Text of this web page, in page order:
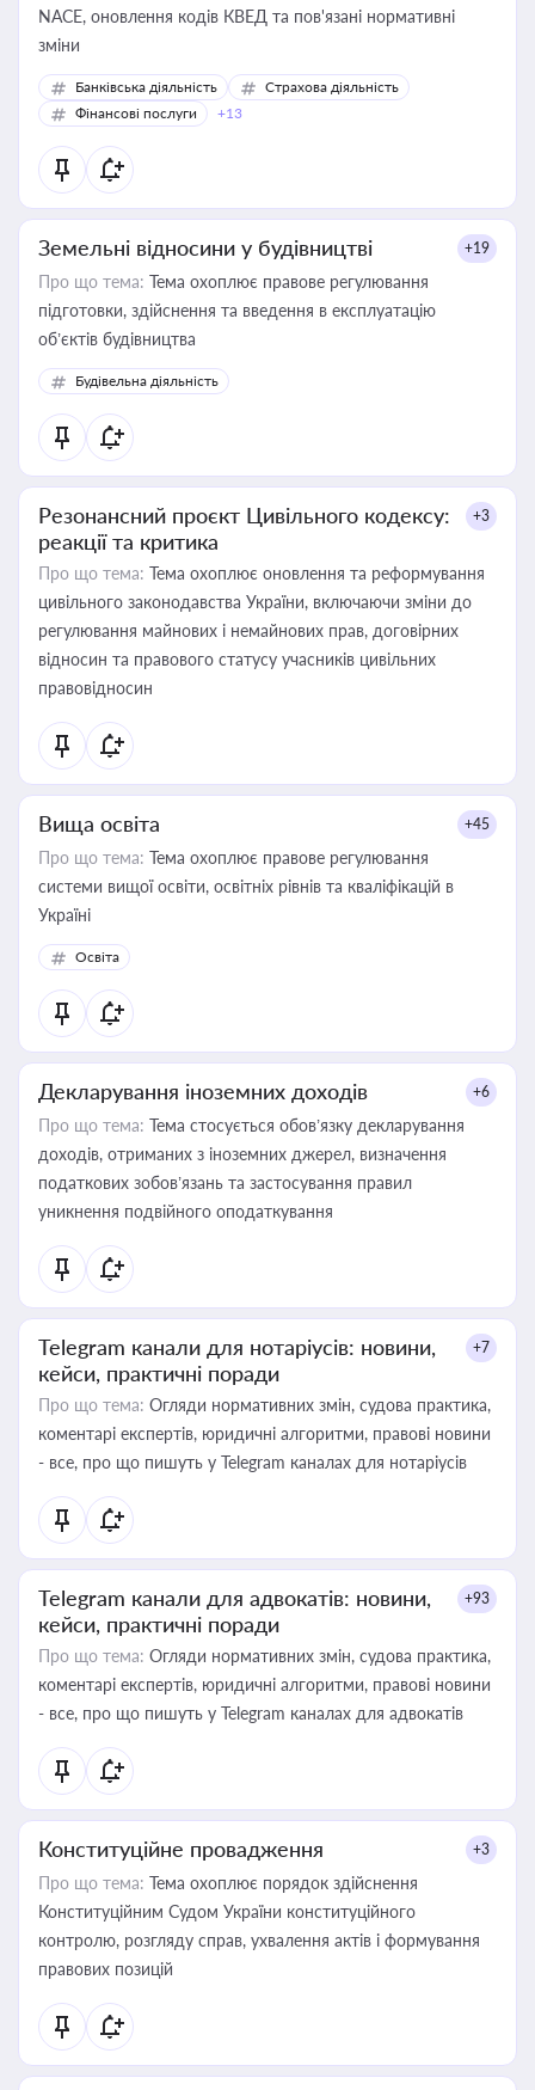
NACE, оновлення кодів КВЕД та пов'язані нормативні
зміни
Банківська діяльність
Страхова діяльність
Фінансові послуги
+13
Земельні відносини у будівництві +19
Про що тема: Тема охоплює правове регулювання
підготовки, здійснення та введення в експлуатацію
об’єктів будівництва
Будівельна діяльність
Резонансний проєкт Цивільного кодексу:
реакції та критика
+3
Про що тема: Тема охоплює оновлення та реформування
цивільного законодавства України, включаючи зміни до
регулювання майнових і немайнових прав, договірних
відносин та правового статусу учасників цивільних
правовідносин
Вища освіта +45
Про що тема: Тема охоплює правове регулювання
системи вищої освіти, освітніх рівнів та кваліфікацій в
Україні
Освіта
Декларування іноземних доходів +6
Про що тема: Тема стосується обов’язку декларування
доходів, отриманих з іноземних джерел, визначення
податкових зобов’язань та застосування правил
уникнення подвійного оподаткування
Telegram канали для нотаріусів: новини,
кейси, практичні поради
+7
Про що тема: Огляди нормативних змін, судова практика,
коментарі експертів, юридичні алгоритми, правові новини
- все, про що пишуть у Telegram каналах для нотаріусів
Telegram канали для адвокатів: новини,
кейси, практичні поради
+93
Про що тема: Огляди нормативних змін, судова практика,
коментарі експертів, юридичні алгоритми, правові новини
- все, про що пишуть у Telegram каналах для адвокатів
Конституційне провадження +3
Про що тема: Тема охоплює порядок здійснення
Конституційним Судом України конституційного
контролю, розгляду справ, ухвалення актів і формування
правових позицій